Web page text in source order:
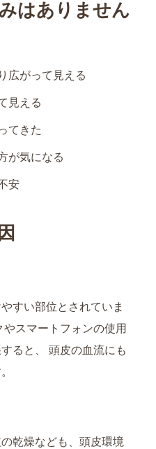
はありません
広がって見える
見える
てきた
が気になる
安
すい部位とされていま
スマートフォンの使用
ると、 頭皮の血流にも
乾燥なども、頭皮環境